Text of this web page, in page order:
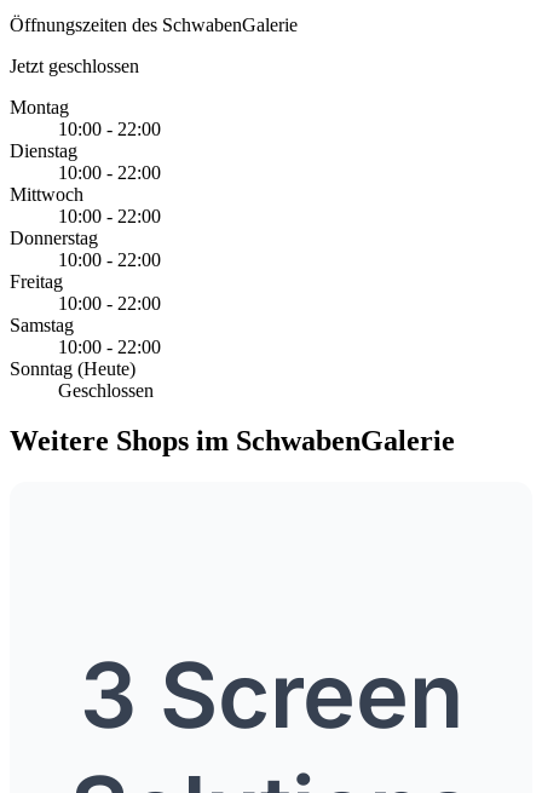
Öffnungszeiten des SchwabenGalerie
Jetzt geschlossen
Montag
10:00 - 22:00
Dienstag
10:00 - 22:00
Mittwoch
10:00 - 22:00
Donnerstag
10:00 - 22:00
Freitag
10:00 - 22:00
Samstag
10:00 - 22:00
Sonntag (Heute)
Geschlossen
Weitere Shops im SchwabenGalerie
3 Screen